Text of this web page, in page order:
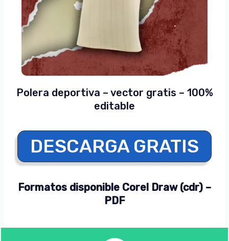
Polera deportiva – vector gratis – 100%
editable
DESCARGA GRATIS
Formatos disponible Corel Draw (cdr) –
PDF